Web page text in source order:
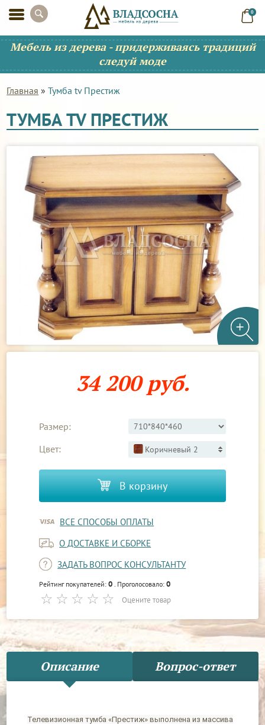
0
Мебель из дерева - придерживаясь традиций
следуй моде
Главная »Тумба tv Престиж
ТУМБА TV ПРЕСТИЖ
34 200 руб.
Размер:
Цвет:
Коричневый 2
В корзину
ВСЕ СПОСОБЫ ОПЛАТЫ
О ДОСТАВКЕ И СБОРКЕ
ЗАДАТЬ ВОПРОС КОНСУЛЬТАНТУ
Рейтинг покупателей:0 . Проголосовало:0
Оцените товар
Описание Вопрос-ответ
Телевизионная тумба «Престиж» выполнена из массива